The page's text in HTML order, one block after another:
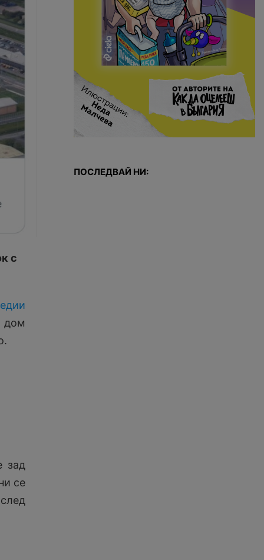
с
дом
зад
се
ПОСЛЕДВАЙ НИ: